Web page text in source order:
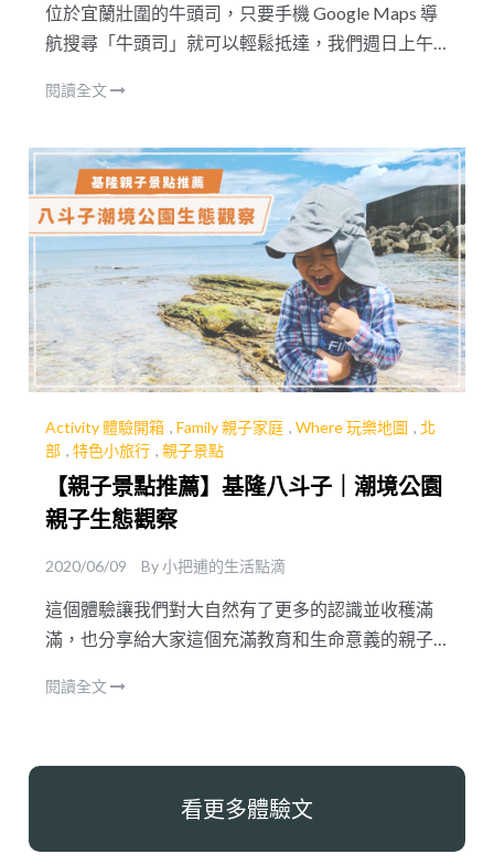
位於宜蘭壯圍的牛頭司，只要手機 Google Maps 導
航搜尋「牛頭司」就可以輕鬆抵達，我們週日上午
囉。過雪隧後下礁溪、頭城交流道後約再十分鐘內
閱讀全文
Activity 體驗開箱 ,Family 親子家庭 ,Where 玩樂地圖 ,北
部 ,特色小旅行 ,親子景點
【親子景點推薦】基隆八斗子｜潮境公園
親子生態觀察
2020/06/09 By 小把逋的生活點滴
這個體驗讓我們對大自然有了更多的認識並收穫滿
滿，也分享給大家這個充滿教育和生命意義的親子
更多美麗的海洋瑰寶。
閱讀全文
看更多體驗文